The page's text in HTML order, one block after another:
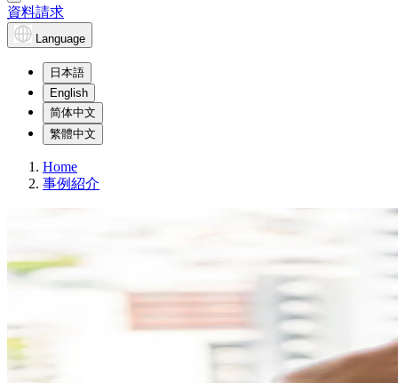
資料請求
Language
日本語
English
简体中文
繁體中文
Home
事例紹介